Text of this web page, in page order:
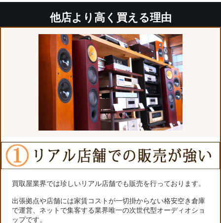
他店より高く買える理由
買取屋業界では珍しいリアル店舗でも販売を行っております。
出張拠点や店舗には家賃コストが一切掛からない格安空き倉庫
で運営、ネットで集客する業界唯一の次世代型オーディオショ
ップです。